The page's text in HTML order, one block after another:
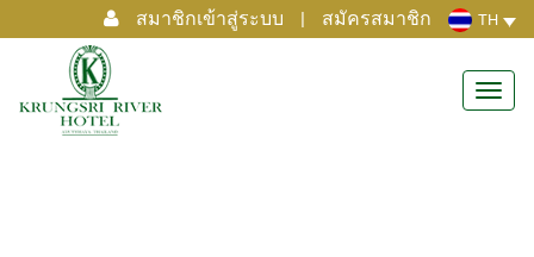
สมาชิกเข้าสู่ระบบ | สมัครสมาชิก TH